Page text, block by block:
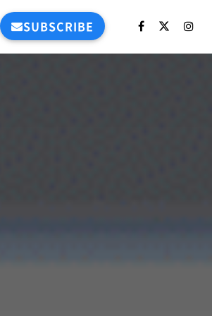
SUBSCRIBE